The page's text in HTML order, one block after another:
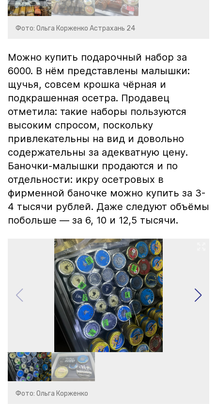
Фото: Ольга Корженко Астрахань 24
Можно купить подарочный набор за
6000. В нём представлены малышки:
щучья, совсем крошка чёрная и
подкрашенная осетра. Продавец
отметила: такие наборы пользуются
высоким спросом, поскольку
привлекательны на вид и довольно
содержательны за адекватную цену.
Баночки-малышки продаются и по
отдельности: икру осетровых в
фирменной баночке можно купить за 3-
4 тысячи рублей. Даже следуют объёмы
побольше — за 6, 10 и 12,5 тысячи.
Фото: Ольга Корженко